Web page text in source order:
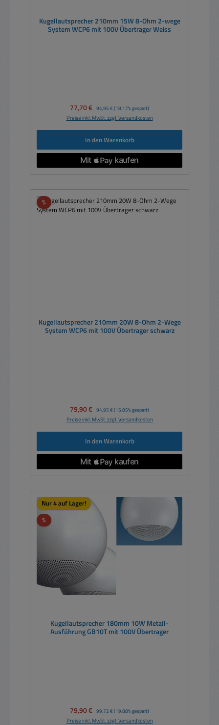
Kugellautsprecher 210mm 15W 8-Ohm 2-wege
System WCP6 mit 100V Übertrager Weiss
Verkaufspreis:
77,70 € Regulärer Preis:
94,95 € (18.17% gespart)
Preise inkl. MwSt. zzgl. Versandkosten
In den Warenkorb
%Rabatt
Kugellautsprecher 210mm 20W 8-Ohm 2-Wege
System WCP6 mit 100V Übertrager schwarz
Verkaufspreis:
79,90 € Regulärer Preis:
94,95 € (15.85% gespart)
Preise inkl. MwSt. zzgl. Versandkosten
In den Warenkorb
Nur 4 auf Lager!
%Rabatt
Kugellautsprecher 180mm 10W Metall-
Ausführung GB10T mit 100V Übertrager
Verkaufspreis:
79,90 € Regulärer Preis:
99,72 € (19.88% gespart)
Preise inkl. MwSt. zzgl. Versandkosten